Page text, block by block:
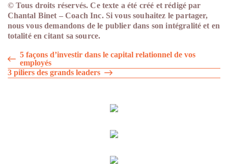
© Tous droits réservés. Ce texte a été créé et rédigé par
Chantal Binet – Coach Inc. Si vous souhaitez le partager,
nous vous demandons de le publier dans son intégralité et en
totalité en citant sa source.
Navigation
de
5 façons d’investir dans le capital relationnel de vos
employés
3 piliers des grands leaders